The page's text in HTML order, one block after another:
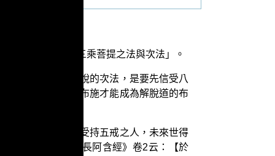
述的單元是「三乘菩提之法與次法」。
能夠成為實證解脫的次法，是要先信受八
離欲貪，這樣的布施才能成為解脫道的布
我們開示如下：受持五戒之人，未來世得
證涅槃。例如《長阿含經》卷2云：【於